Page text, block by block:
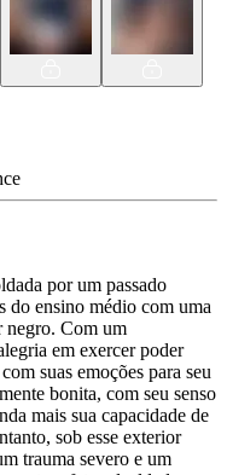
por um passado
do ensino médio com uma
negro. Com um
em exercer poder
suas emoções para seu
bonita, com seu senso
mais sua capacidade de
sob esse exterior
trauma severo e um